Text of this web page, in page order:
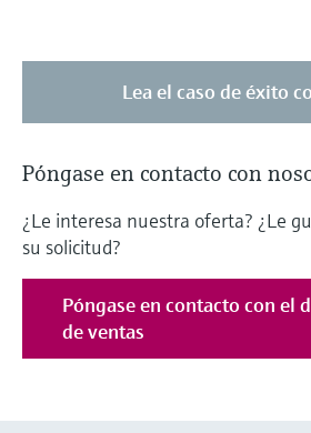
Lea el caso de éxito
Póngase en contacto con
¿Le interesa nuestra oferta? ¿Le
su solicitud?
Póngase en contacto con el
de ventas